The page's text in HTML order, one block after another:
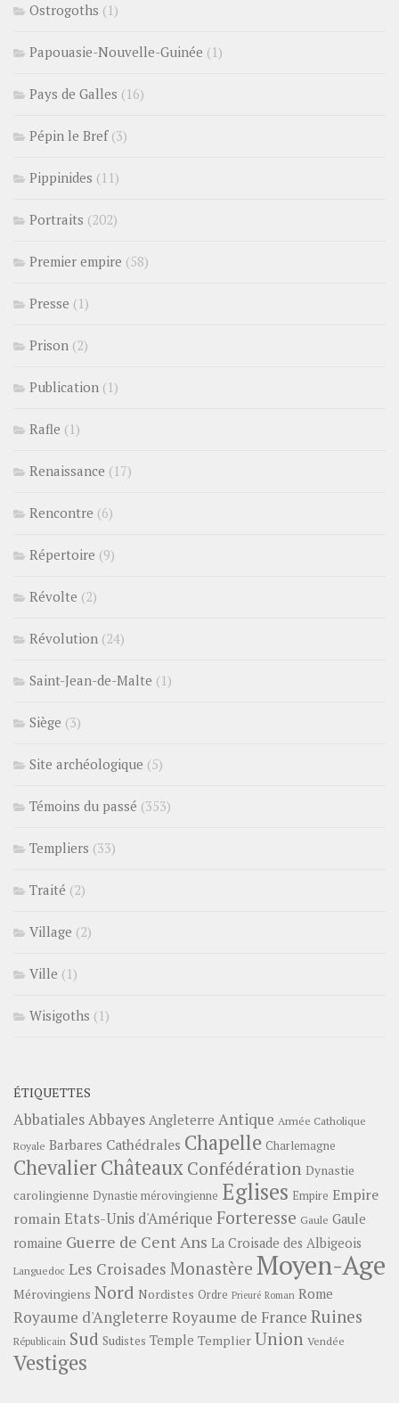
Ostrogoths (1)
Papouasie-Nouvelle-Guinée (1)
Pays de Galles (16)
Pépin le Bref(3)
Pippinides (11)
Portraits (202)
Premier empire (58)
Presse (1)
Prison (2)
Publication (1)
Rafle (1)
Renaissance (17)
Rencontre (6)
Répertoire (9)
Révolte (2)
Révolution (24)
Saint-Jean-de-Malte (1)
Siège (3)
Site archéologique (5)
Témoins du passé (353)
Templiers (33)
Traité (2)
Village (2)
Ville (1)
Wisigoths (1)
ÉTIQUETTES
AbbatialesAbbayes Angleterre Antique Armée Catholique
Royale Barbares Cathédrales Chapelle Charlemagne
ChevalierChâteauxConfédération Dynastie
carolingienne Dynastie mérovingienne Eglises Empire Empire
romainEtats-Unis d'Amérique Forteresse Gaule Gaule
romaine Guerre de Cent Ans La Croisade des Albigeois
Languedoc Les Croisades Monastère Moyen-Age
Mérovingiens Nord Nordistes Ordre Prieuré Roman Rome
Royaume d'Angleterre Royaume de France Ruines
Républicain Sud Sudistes Temple Templier Union Vendée
Vestiges